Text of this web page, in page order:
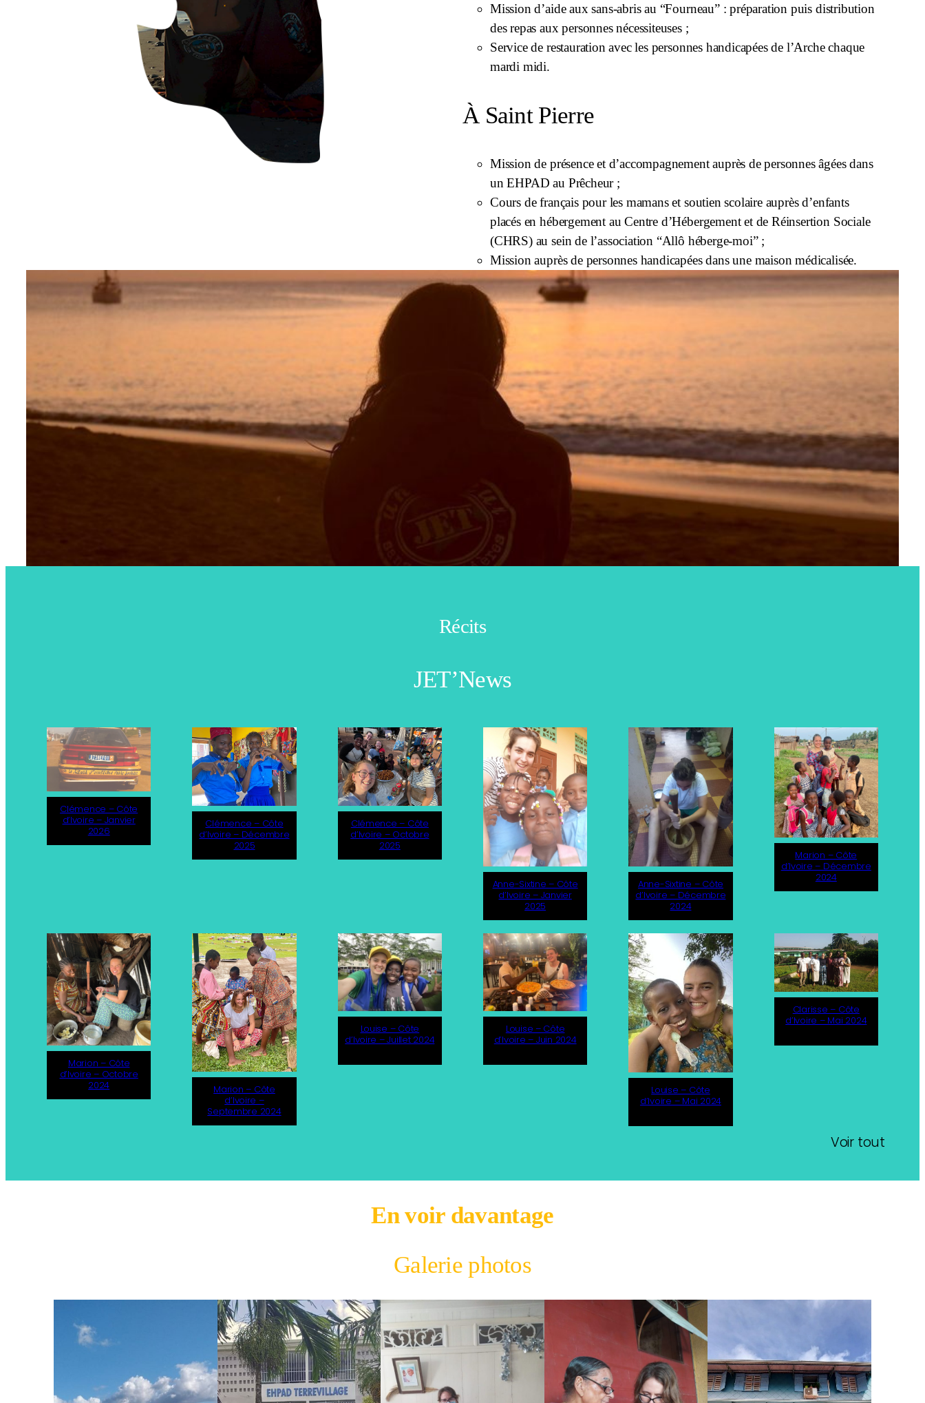
Mission d’aide aux sans-abris au “Fourneau” : préparation puis distribution
des repas aux personnes nécessiteuses ;
Service de restauration avec les personnes handicapées de l’Arche chaque
mardi midi.
À Saint Pierre
Mission de présence et d’accompagnement auprès de personnes âgées dans
un EHPAD au Prêcheur ;
Cours de français pour les mamans et soutien scolaire auprès d’enfants
placés en hébergement au Centre d’Hébergement et de Réinsertion Sociale
(CHRS) au sein de l’association “Allô héberge-moi” ;
Mission auprès de personnes handicapées dans une maison médicalisée.
Récits
JET’News
Clémence – Côte
d’Ivoire – Janvier
2026
Clémence – Côte
d’Ivoire – Décembre
2025
Clémence – Côte
d’Ivoire – Octobre
2025
Anne-Sixtine – Côte
d’Ivoire – Janvier
2025
Anne-Sixtine – Côte
d’Ivoire – Décembre
2024
Marion – Côte
d’Ivoire – Décembre
2024
Marion – Côte
d’Ivoire – Octobre
2024
Marion – Côte
d’Ivoire –
Septembre 2024
Louise – Côte
d’Ivoire – Juillet 2024
Louise – Côte
d’Ivoire – Juin 2024
Louise – Côte
d’Ivoire – Mai 2024
Clarisse – Côte
d’Ivoire – Mai 2024
Voir tout
En voir davantage
Galerie photos